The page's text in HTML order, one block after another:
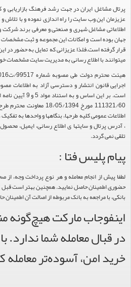
پرتال مشاغل ایران در جهت رشد فرهنگ بازاریابی و
اطلاعاتی مشاغل شهری و صنعتی و معرفی برند شرکت
جهان بوده است و امکانات این مجموعه و ثبت
قرار گرفته است.فلذا عزیزانی که تمایل به حضور در
میتوانند با اطلاع رسانی به مدیریت سایت مشخصات
است. بر این اساس
111321/60 مورخ 18/05/
اطلاعات عمومی کلیه طرحها، بنگاهها و واحدها به
، آدرس پرتال و سایتها ی اطلاع رسانی، ایمیل،
تلقی نمی گردد.
پیام پلیس فتا :
لطفا پیش از انجام معامله و هر نوع پرداخت وجه،
حضوری اطمینان حاصل نمایید. همچنین بهتر است قبل
بانکی، با مراجعه به بانک مربوطه از اصالت آن
اینفوجاب مارکت هیچ‌گونه
در قبال معامله شما ندارد.
خرید امن، آسوده‌تر معامله